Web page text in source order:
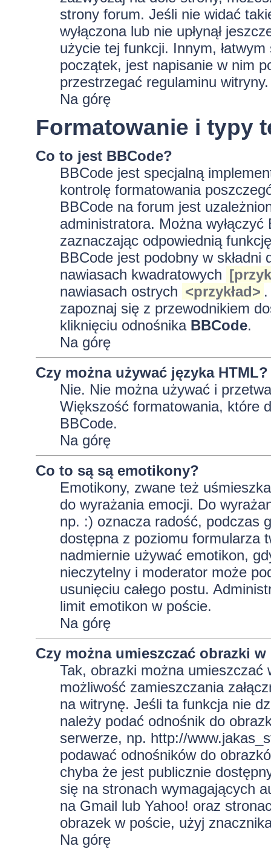
strony forum. Jeśli nie widać
wyłączona lub nie upłynął
użycie tej funkcji. Innym,
początek, jest napisanie w nim
przestrzegać regulaminu witryny.
Na górę
Formatowanie i typy
Co to jest BBCode?
BBCode jest specjalną
kontrolę formatowania
BBCode na forum jest
administratora. Można
zaznaczając odpowiednią
BBCode jest podobny w
nawiasach kwadratowych
nawiasach ostrych <przykład>
zapoznaj się z przewodnikiem
kliknięciu odnośnika BBCode.
Na górę
Czy można używać języka HTML?
Nie. Nie można używać i
Większość formatowania, które
BBCode.
Na górę
Co to są są emotikony?
Emotikony, zwane też
do wyrażania emocji. Do
np. :) oznacza radość, podczas
dostępna z poziomu formularza
nadmiernie używać emotikon,
nieczytelny i moderator może
usunięciu całego postu.
limit emotikon w poście.
Na górę
Czy można umieszczać obrazki
Tak, obrazki można umieszczać
możliwość zamieszczania
na witrynę. Jeśli ta funkcja nie
należy podać odnośnik do
serwerze, np. http://
podawać odnośników do
chyba że jest publicznie
się na stronach wymagających
na Gmail lub Yahoo! oraz
obrazek w poście, użyj
Na górę